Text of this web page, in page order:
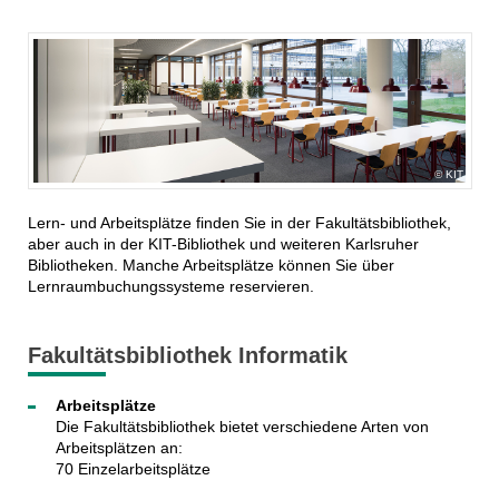
KIT
Lern- und Arbeitsplätze finden Sie in der Fakultätsbibliothek,
aber auch in der KIT-Bibliothek und weiteren Karlsruher
Bibliotheken. Manche Arbeitsplätze können Sie über
Lernraumbuchungssysteme reservieren.
Fakultätsbibliothek Informatik
Arbeitsplätze
Die Fakultätsbibliothek bietet verschiedene Arten von
Arbeitsplätzen an:
70 Einzelarbeitsplätze